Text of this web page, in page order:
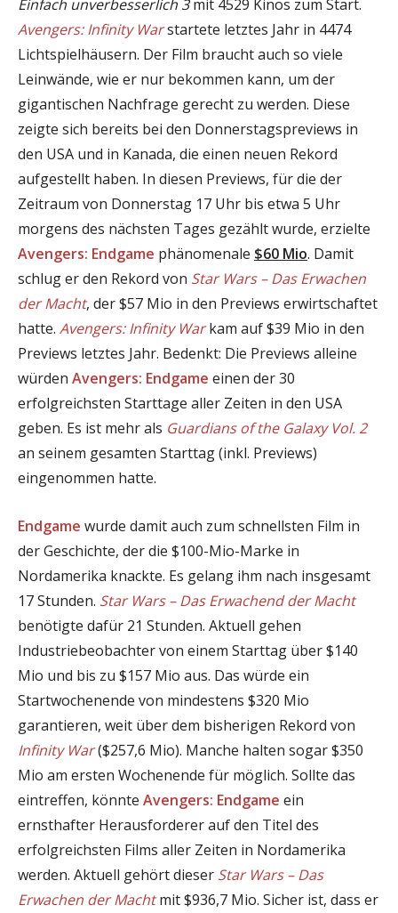
Einfach unverbesserlich 3mit 4529 Kinos zum Start.
Avengers: Infinity Warstartete letztes Jahr in 4474
Lichtspielhäusern. Der Film braucht auch so viele
Leinwände, wie er nur bekommen kann, um der
gigantischen Nachfrage gerecht zu werden. Diese
zeigte sich bereits bei den Donnerstagspreviews in
den USA und in Kanada, die einen neuen Rekord
aufgestellt haben. In diesen Previews, für die der
Zeitraum von Donnerstag 17 Uhr bis etwa 5 Uhr
morgens des nächsten Tages gezählt wurde, erzielte
Avengers: Endgame phänomenale $60 Mio. Damit
schlug er den Rekord von Star Wars – Das Erwachen
der Macht, der $57 Mio in den Previews erwirtschaftet
hatte. Avengers: Infinity Warkam auf $39 Mio in den
Previews letztes Jahr. Bedenkt: Die Previews alleine
würden Avengers: Endgame einen der 30
erfolgreichsten Starttage aller Zeiten in den USA
geben. Es ist mehr als Guardians of the Galaxy Vol. 2
an seinem gesamten Starttag (inkl. Previews)
eingenommen hatte.
Endgame wurde damit auch zum schnellsten Film in
der Geschichte, der die $100-Mio-Marke in
Nordamerika knackte. Es gelang ihm nach insgesamt
17 Stunden. Star Wars – Das Erwachend der Macht
benötigte dafür 21 Stunden. Aktuell gehen
Industriebeobachter von einem Starttag über $140
Mio und bis zu $157 Mio aus. Das würde ein
Startwochenende von mindestens $320 Mio
garantieren, weit über dem bisherigen Rekord von
Infinity War($257,6 Mio). Manche halten sogar $350
Mio am ersten Wochenende für möglich. Sollte das
eintreffen, könnte Avengers: Endgame ein
ernsthafter Herausforderer auf den Titel des
erfolgreichsten Films aller Zeiten in Nordamerika
werden. Aktuell gehört dieser Star Wars – Das
Erwachen der Machtmit $936,7 Mio. Sicher ist, dass er